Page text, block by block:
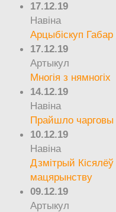
17.12.19
Навіна
Арцыбіскуп Габар
17.12.19
Артыкул
Многія з нямногіх
14.12.19
Навіна
Прайшло чарговы
10.12.19
Навіна
Дзмітрый
мацярынству
09.12.19
Артыкул